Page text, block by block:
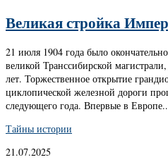
Великая стройка
21 июля 1904 года было
великой Транссибирской
лет. Торжественное открытие
циклопической железной дороги
следующего года. Впервые в
Тайны истории
21.07.2025